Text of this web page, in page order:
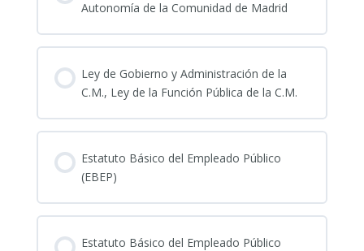
Autonomía de la Comunidad de Madrid
Ley de Gobierno y Administración de la
C.M., Ley de la Función Pública de la C.M.
Estatuto Básico del Empleado Público
(EBEP)
Estatuto Básico del Empleado Público